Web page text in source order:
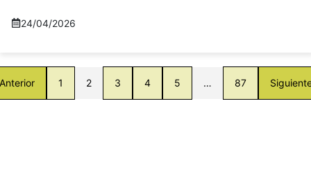
24/04/2026
1 2 3 4 5 … 87